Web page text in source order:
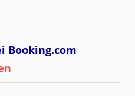
Booking.com